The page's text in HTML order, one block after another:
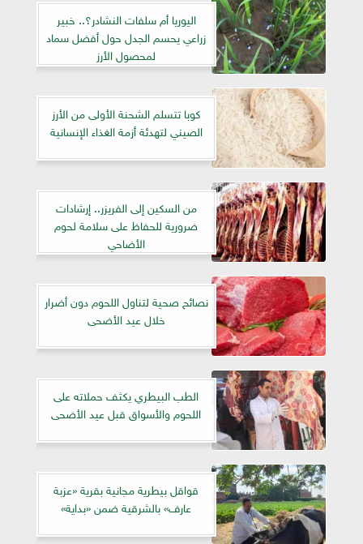
اليوريا أم سلفات النشادر؟.. خبير
زراعي يحسم الجدل حول أفضل سماد
لمحصول الأرز
كوبا تتسلم الشحنة الأولى من الأرز
الصيني لتهدئة أزمة الغذاء الإنسانية
من السكين إلى الفريزر.. إرشادات
ضرورية للحفاظ على سلامة لحوم
الأضاحي
نصائح صحية لتناول اللحوم دون أضرار
خلال عيد الأضحى
الطب البيطري يكثف حملاته على
اللحوم والأسواق قبل عيد الأضحى
قواقل بيطرية مجانية بقرية «عزبة
عارف» بالشرقية ضمن «بداية»